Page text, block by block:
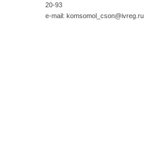
20-93
e-mail: komsomol_cson@ivreg.ru